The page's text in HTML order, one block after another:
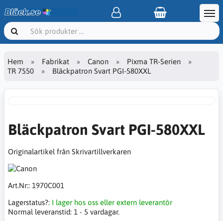
Hem Fabrikat Canon
Pixma TR-Serien
TR 7550
Bläckpatron Svart PGI-580XXL
Bläckpatron Svart PGI-580XXL
Originalartikel från Skrivartillverkaren
Art.Nr:: 1970C001
Lagerstatus?: I lager hos oss eller extern leverantör
Normal leveranstid: 1 - 5 vardagar.